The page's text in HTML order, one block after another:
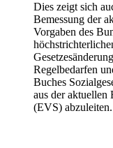
Dies zeigt sich
Bemessung der
Vorgaben des
Regelbedarfen
Buches
aus der aktuellen
(EVS) abzuleiten.